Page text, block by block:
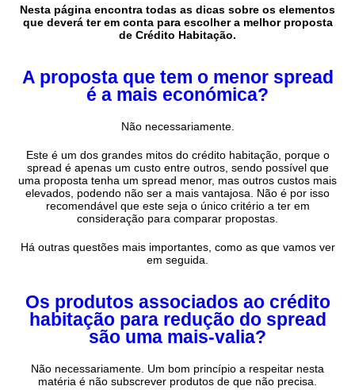
Nesta página encontra todas as dicas sobre os elementos
que deverá ter em conta para escolher a melhor proposta
de Crédito Habitação.
A proposta que tem o menor spread
é a mais económica?
Não necessariamente.
Este é um dos grandes mitos do crédito habitação, porque o
spread é apenas um custo entre outros, sendo possível que
uma proposta tenha um spread menor, mas outros custos mais
elevados, podendo não ser a mais vantajosa. Não é por isso
recomendável que este seja o único critério a ter em
consideração para comparar propostas.
Há outras questões mais importantes, como as que vamos ver
em seguida.
Os produtos associados ao crédito
habitação para redução do spread
são uma mais-valia?
Não necessariamente. Um bom princípio a respeitar nesta
matéria é não subscrever produtos de que não precisa.